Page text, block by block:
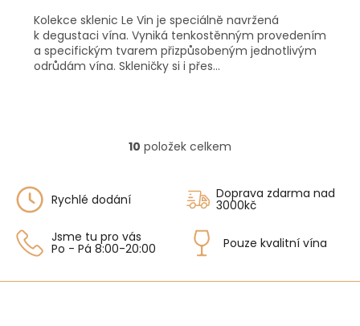
Kolekce sklenic Le Vin je speciálně navržená
k degustaci vína. Vyniká tenkostěnným provedením
a specifickým tvarem přizpůsobeným jednotlivým
odrůdám vína. Skleničky si i přes...
O
á
p
10 položek celkem
Rychlé dodání Doprava zdarma nad
3000kč
Jsme tu pro vás
Po - Pá 8:00-20:00 Pouze kvalitní vína